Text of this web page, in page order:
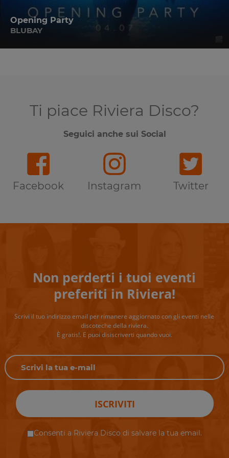
Opening Party
BLUBAY
Ti piace Riviera Disco?
Seguici anche sui Social
Facebook Instagram Twitter
Non perderti i tuoi eventi
preferiti in Riviera!
Scrivi il tuo indirizzo email per rimanere aggiornato con gli eventi nelle
discoteche della riviera.
È gratis!. E puoi disiscriverti quando vuoi.
ISCRIVITI
Consenti a Riviera Disco di salvare la tua email.